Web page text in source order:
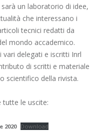
un laboratorio di idee,
che interessano i
tecnici redatti da
mondo accademico.
vari delegati e iscritti Inrl
di scritti e materiale
scientifico della rivista.
tutte le uscite:
2020 Download